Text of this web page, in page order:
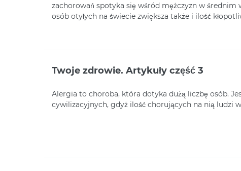
zachorowań spotyka się wśród mężczyzn w średnim
osób otyłych na świecie zwiększa także i ilość
Twoje zdrowie. Artykuły część 3
Alergia to choroba, która dotyka dużą liczbę osób.
cywilizacyjnych, gdyż ilość chorujących na nią ludzi